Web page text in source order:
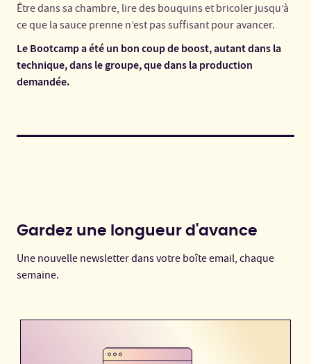
Être dans sa chambre, lire des bouquins et bricoler jusqu’à
ce que la sauce prenne n’est pas suffisant pour avancer.
Le Bootcamp a été un bon coup de boost, autant dans la
technique, dans le groupe, que dans la production
demandée.
Gardez une longueur d'avance
Une nouvelle newsletter dans votre boîte email, chaque
semaine.